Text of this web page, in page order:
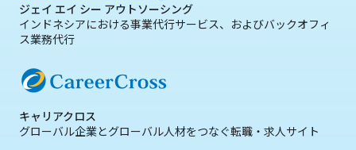
ジェイ エイ シー アウトソーシング
インドネシアにおける事業代行サービス、およびバックオフィ
ス業務代行
キャリアクロス
グローバル企業とグローバル人材をつなぐ転職・求人サイト